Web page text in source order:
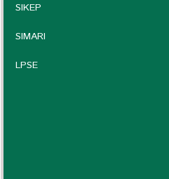
SIKEP
SIMARI
LPSE